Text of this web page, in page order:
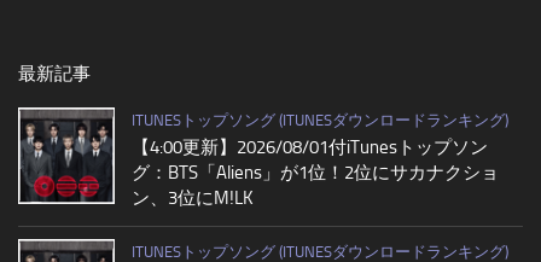
最新記事
ITUNESトップソング (ITUNESダウンロードランキング)
【4:00更新】2026/08/01付iTunesトップソン
グ：BTS「Aliens」が1位！2位にサカナクショ
ン、3位にM!LK
ITUNESトップソング (ITUNESダウンロードランキング)